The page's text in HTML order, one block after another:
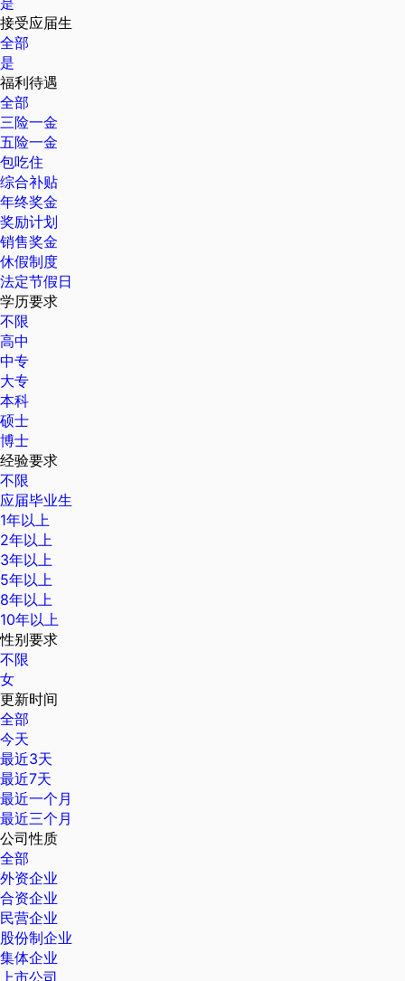
接受应届生
全部
是
福利待遇
全部
三险一金
五险一金
包吃住
综合补贴
年终奖金
奖励计划
销售奖金
休假制度
法定节假日
学历要求
不限
高中
中专
大专
本科
硕士
博士
经验要求
不限
应届毕业生
1年以上
2年以上
3年以上
5年以上
8年以上
10年以上
性别要求
不限
女
更新时间
全部
今天
最近3天
最近7天
最近一个月
最近三个月
公司性质
全部
外资企业
合资企业
民营企业
股份制企业
集体企业
上市公司